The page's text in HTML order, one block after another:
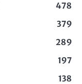
478
379
289
197
138